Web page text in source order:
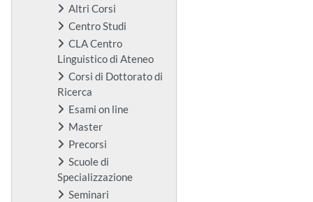
Altri Corsi
Centro Studi
CLA Centro
Linguistico di Ateneo
Corsi di Dottorato di
Ricerca
Esami on line
Master
Precorsi
Scuole di
Specializzazione
Seminari